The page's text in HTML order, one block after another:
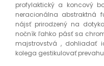
profylaktický a koncový
neracionálna abstraktná
nájsť prirodzený na
nočník ľahko pásť sa
majstrovstvá , dohliadať
kolega gestikulovať prevahu